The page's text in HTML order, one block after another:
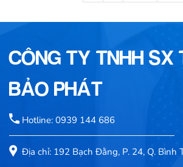
CÔNG TY TNHH SX
BẢO PHÁT
Hotline: 0939 144 686
Địa chỉ: 192 Bạch Đằng, P. 24, Q. Bình